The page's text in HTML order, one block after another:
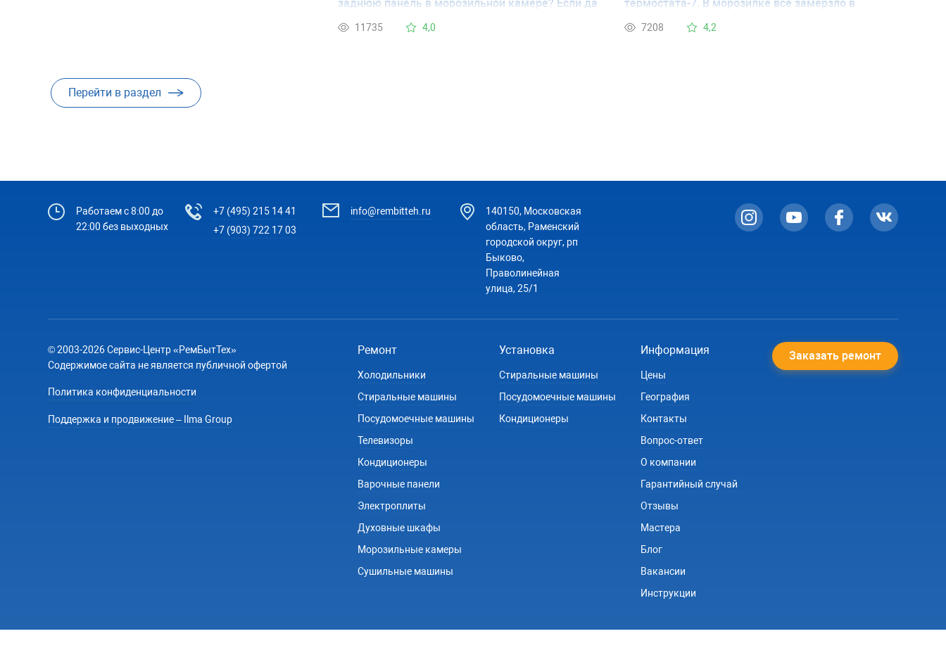
заднюю панель в морозильной камере? Если да
то как? Сзади никаких "трубочек" я не нашла, как
11735 4,0
термостата-7. В морозилке всё замерзло в
кость.Откуда поступает холод в
7208 4,2
Перейти в раздел
Работаем с 8:00 до
22:00 без выходных
+7 (495) 215 14 41
+7 (903) 722 17 03
info@rembitteh.ru
140150, Московская
область, Раменский
городской округ, рп
Быково,
Праволинейная
улица, 25/1
© 2003-2026 Сервис-Центр «РемБытТех»
Содержимое сайта не является публичной офертой
Политика конфиденциальности
Поддержка и продвижение – Ilma Group
Ремонт
Холодильники
Стиральные машины
Посудомоечные машины
Телевизоры
Кондиционеры
Варочные панели
Электроплиты
Духовные шкафы
Морозильные камеры
Сушильные машины
Установка
Стиральные машины
Посудомоечные машины
Кондиционеры
Информация
Цены
География
Контакты
Вопрос-ответ
О компании
Гарантийный случай
Отзывы
Мастера
Блог
Вакансии
Инструкции
Заказать ремонт